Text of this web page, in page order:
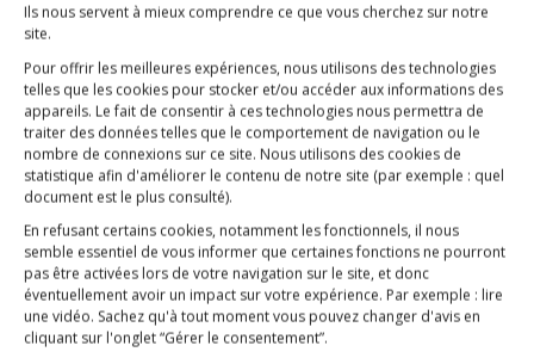
Ils nous servent à mieux comprendre ce que vous cherchez sur notre
site.
Pour offrir les meilleures expériences, nous utilisons des technologies
telles que les cookies pour stocker et/ou accéder aux informations des
appareils. Le fait de consentir à ces technologies nous permettra de
traiter des données telles que le comportement de navigation ou le
nombre de connexions sur ce site. Nous utilisons des cookies de
statistique afin d'améliorer le contenu de notre site (par exemple : quel
document est le plus consulté).
En refusant certains cookies, notamment les fonctionnels, il nous
semble essentiel de vous informer que certaines fonctions ne pourront
pas être activées lors de votre navigation sur le site, et donc
éventuellement avoir un impact sur votre expérience. Par exemple : lire
une vidéo. Sachez qu'à tout moment vous pouvez changer d'avis en
cliquant sur l'onglet “Gérer le consentement”.
L’ESSENTIEL
COMPRENDRE
AGIR
VACCINATION HPV
E3M interpelle le Ministre de la Santé
Vaccination HPV – FAQ
Chronologie